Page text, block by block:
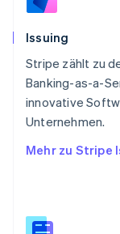
Issuing
Stripe zählt zu
Banking-as-a-
innovative
Unternehmen.
Mehr zu Stripe
Schweden
Schweiz
Deutsch
Singapur
English简体中文
English
China